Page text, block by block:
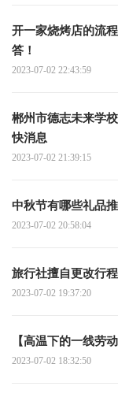
开一家烧烤店的流
答！
2023-07-02 22:43:59
郴州市德志未来学
快消息
2023-07-02 21:39:15
中秋节有哪些礼品
2023-07-02 20:58:04
旅行社擅自更改行
2023-07-02 19:37:20
【高温下的一线劳
2023-07-02 18:32:50